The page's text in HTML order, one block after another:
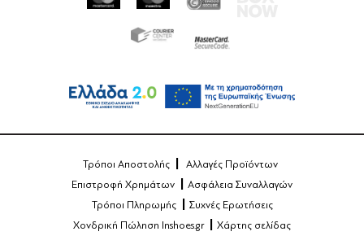
Τρόποι Αποστολής
Αλλαγές Προϊόντων
Επιστροφή Χρημάτων
Ασφάλεια Συναλλαγών
Τρόποι Πληρωμής
Συχνές Ερωτήσεις
Χονδρική Πώληση Inshoes.gr
Χάρτης σελίδας